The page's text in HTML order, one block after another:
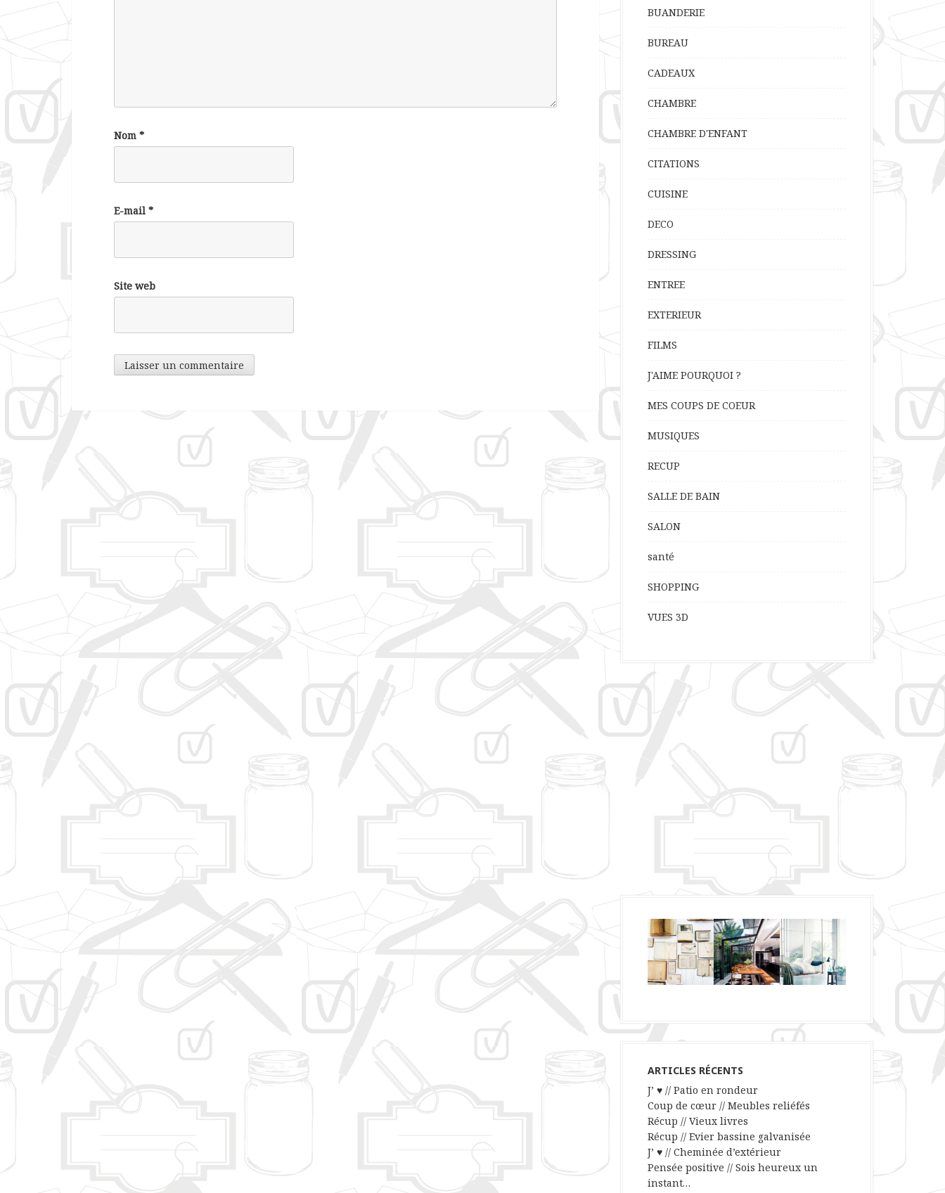
Nom *
E-mail *
Site web
BUANDERIE
BUREAU
CADEAUX
CHAMBRE
CHAMBRE D'ENFANT
CITATIONS
CUISINE
DECO
DRESSING
ENTREE
EXTERIEUR
FILMS
J'AIME POURQUOI ?
MES COUPS DE COEUR
MUSIQUES
RECUP
SALLE DE BAIN
SALON
santé
SHOPPING
VUES 3D
ARTICLES RÉCENTS
J’ ♥ // Patio en rondeur
Coup de cœur // Meubles reliéfés
Récup // Vieux livres
Récup // Evier bassine galvanisée
J’ ♥ // Cheminée d’extérieur
Pensée positive // Sois heureux un
instant…